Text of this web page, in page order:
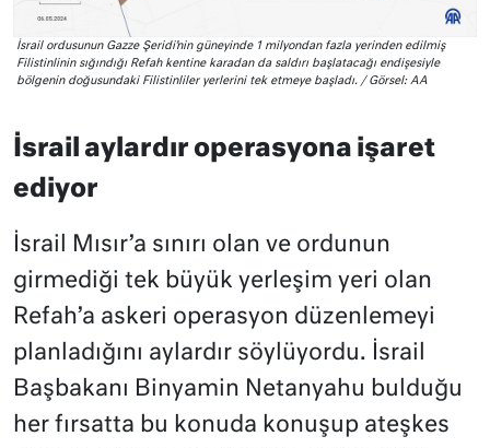
İsrail ordusunun Gazze Şeridi’nin güneyinde 1 milyondan fazla yerinden edilmiş
Filistinlinin sığındığı Refah kentine karadan da saldırı başlatacağı endişesiyle
bölgenin doğusundaki Filistinliler yerlerini tek etmeye başladı. / Görsel: AA
İsrail aylardır operasyona işaret
ediyor
İsrail Mısır’a sınırı olan ve ordunun
girmediği tek büyük yerleşim yeri olan
Refah’a askeri operasyon düzenlemeyi
planladığını aylardır söylüyordu. İsrail
Başbakanı Binyamin Netanyahu bulduğu
her fırsatta bu konuda konuşup ateşkes